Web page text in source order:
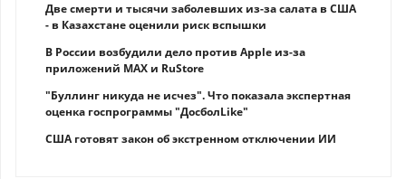
Две смерти и тысячи заболевших из-за салата в США
- в Казахстане оценили риск вспышки
В России возбудили дело против Apple из-за
приложений MAX и RuStore
"Буллинг никуда не исчез". Что показала экспертная
оценка госпрограммы "ДосболLike"
США готовят закон об экстренном отключении ИИ